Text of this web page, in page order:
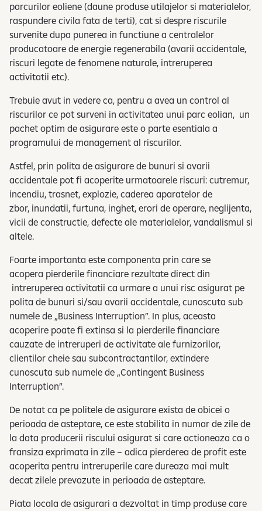
parcurilor eoliene (daune produse utilajelor si materialelor,
raspundere civila fata de terti), cat si despre riscurile
survenite dupa punerea in functiune a centralelor
producatoare de energie regenerabila (avarii accidentale,
riscuri legate de fenomene naturale, intreruperea
activitatii etc).
Trebuie avut in vedere ca, pentru a avea un control al
riscurilor ce pot surveni in activitatea unui parc eolian, un
pachet optim de asigurare este o parte esentiala a
programului de management al riscurilor.
Astfel, prin polita de asigurare de bunuri si avarii
accidentale pot fi acoperite urmatoarele riscuri: cutremur,
incendiu, trasnet, explozie, caderea aparatelor de
zbor, inundatii, furtuna, inghet, erori de operare, neglijenta,
vicii de constructie, defecte ale materialelor, vandalismul si
altele.
Foarte importanta este componenta prin care se
acopera pierderile financiare rezultate direct din
intreruperea activitatii ca urmare a unui risc asigurat pe
polita de bunuri si/sau avarii accidentale, cunoscuta sub
numele de „Business Interruption”. In plus, aceasta
acoperire poate fi extinsa si la pierderile financiare
cauzate de intreruperi de activitate ale furnizorilor,
clientilor cheie sau subcontractantilor, extindere
cunoscuta sub numele de „Contingent Business
Interruption”.
De notat ca pe politele de asigurare exista de obicei o
perioada de asteptare, ce este stabilita in numar de zile de
la data producerii riscului asigurat si care actioneaza ca o
fransiza exprimata in zile – adica pierderea de profit este
acoperita pentru intreruperile care dureaza mai mult
decat zilele prevazute in perioada de asteptare.
Piata locala de asigurari a dezvoltat in timp produse care